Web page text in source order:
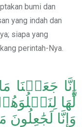
bumi dan
yang indah dan
siapa yang
perintah-Nya.
إِنَّا
وَإِنَّا لَجَٰعِلُونَ